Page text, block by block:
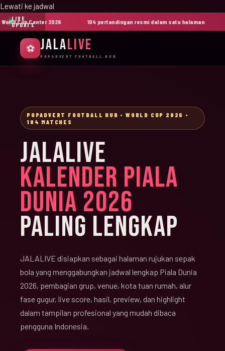
Lewati ke jadwal
LIVE
UPDATE
Cup Center 2026 104 pertandingan resmi dalam satu halaman
⚽ JALALIVE
POPADVERT FOOTBALL HUB
POPADVERT FOOTBALL HUB • WORLD CUP 2026 •
104 MATCHES
JALALIVE
KALENDER PIALA
DUNIA 2026
PALING LENGKAP
JALALIVE disiapkan sebagai halaman rujukan sepak
bola yang menggabungkan jadwal lengkap Piala Dunia
2026, pembagian grup, venue, kota tuan rumah, alur
fase gugur, live score, hasil, preview, dan highlight
dalam tampilan profesional yang mudah dibaca
pengguna Indonesia.